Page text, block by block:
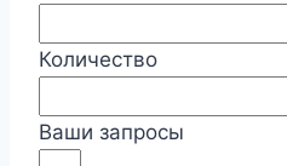
Количество
Ваши запросы